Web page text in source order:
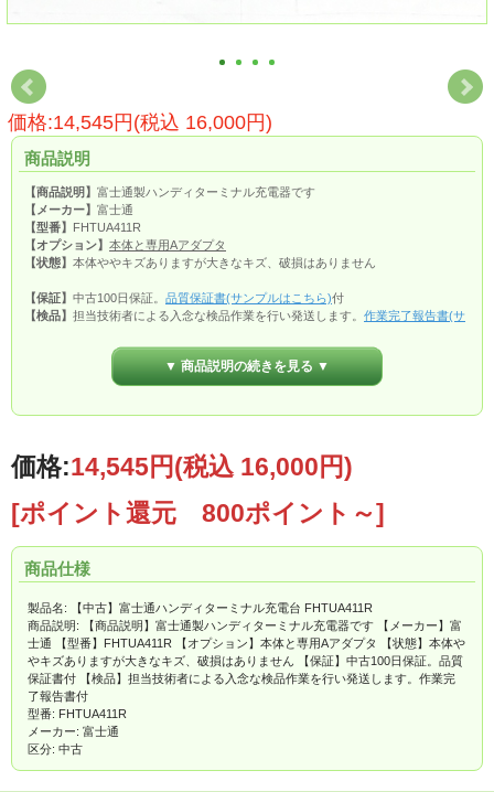
価格:14,545円(税込 16,000円)
商品説明
【商品説明】 富士通製ハンディターミナル充電器です
【メーカー】 富士通
【型番】 FHTUA411R
【オプション】 本体と専用Aアダプタ
【状態】 本体ややキズありますが大きなキズ、破損はありません
【保証】 中古100日保証。 品質保証書(サンプルはこちら)付
【検品】 担当技術者による入念な検品作業を行い発送します。 作業完了報告書(サ
▼ 商品説明の続きを見る ▼
価格:14,545円(税込 16,000円)
[ポイント還元 800ポイント～]
商品仕様
製品名: 【中古】富士通ハンディターミナル充電台 FHTUA411R
商品説明: 【商品説明】富士通製ハンディターミナル充電器です 【メーカー】富
士通 【型番】FHTUA411R 【オプション】本体と専用Aアダプタ 【状態】本体や
やキズありますが大きなキズ、破損はありません 【保証】中古100日保証。品質
保証書付 【検品】担当技術者による入念な検品作業を行い発送します。作業完
了報告書付
型番: FHTUA411R
メーカー: 富士通
区分: 中古